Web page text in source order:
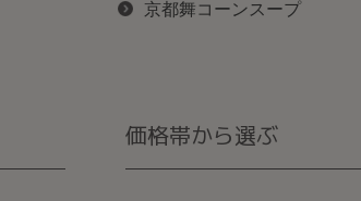
京都舞コーンスープ
価格帯から選ぶ